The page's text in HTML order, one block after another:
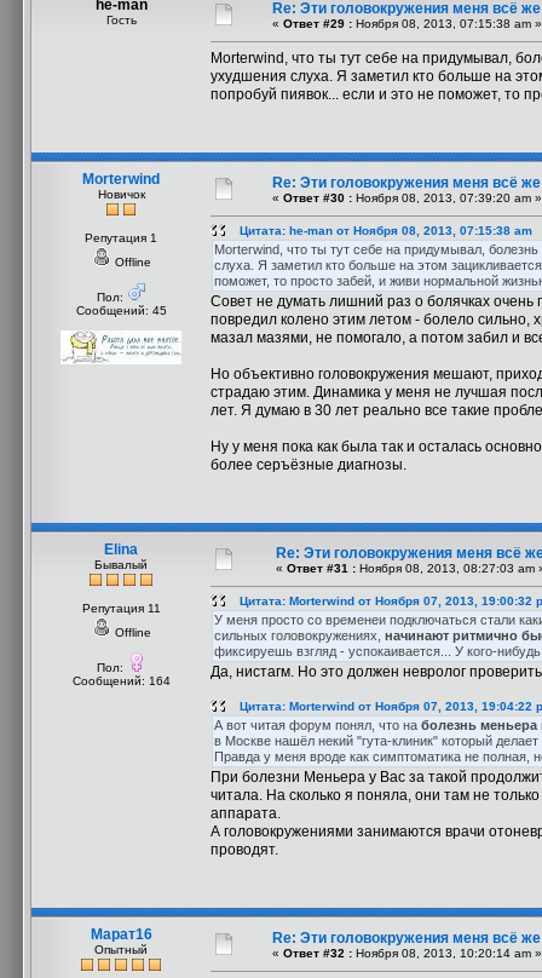
he-man
Гость
Re: Эти головокружения меня всё
« Ответ #29 : Ноября 08, 2013, 07:15:38 am »
Morterwind, что ты тут себе на придумывал,
ухудшения слуха. Я заметил кто больше на
попробуй пиявок... если и это не поможет, то
Morterwind
Новичок
Репутация 1
Offline
Пол:
Сообщений: 45
Re: Эти головокружения меня всё
« Ответ #30 : Ноября 08, 2013, 07:39:20 am »
Цитата: he-man от Ноября 08, 2013, 07:15:38 am
Morterwind, что ты тут себе на придумывал,
слуха. Я заметил кто больше на этом
поможет, то просто забей, и живи нормальной
Совет не думать лишний раз о болячках
повредил колено этим летом - болело сильно,
мазал мазями, не помогало, а потом забил и
Но объективно головокружения мешают,
страдаю этим. Динамика у меня не лучшая
лет. Я думаю в 30 лет реально все такие
Ну у меня пока как была так и осталась
более серъёзные диагнозы.
Elina
Бывалый
Репутация 11
Offline
Пол:
Сообщений: 164
Re: Эти головокружения меня всё
« Ответ #31 : Ноября 08, 2013, 08:27:03 am
Цитата: Morterwind от Ноября 07, 2013, 19:00:32
У меня просто со временеи подключаться стали
сильных головокружениях, начинают ритмично
фиксируешь взгляд - успокаивается... У кого-нибудь
Да, нистагм. Но это должен невролог
Цитата: Morterwind от Ноября 07, 2013, 19:04:22
А вот читая форум понял, что на болезнь меньера
в Москве нашёл некий "гута-клиник" который
Правда у меня вроде как симптоматика не полная,
При болезни Меньера у Вас за такой
читала. На сколько я поняла, они там не
аппарата.
А головокружениями занимаются врачи
проводят.
Марат16
Опытный
Re: Эти головокружения меня всё
« Ответ #32 : Ноября 08, 2013, 10:20:14 am »